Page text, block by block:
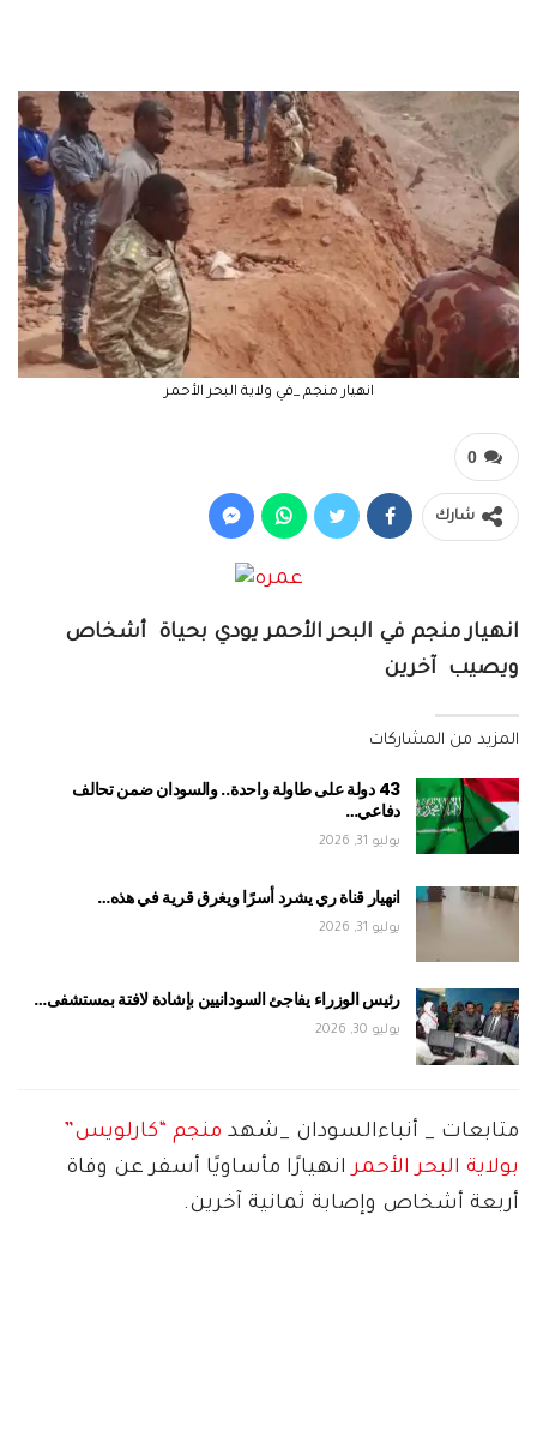
انهيار منجم _في ولاية البحر الأحمر
0
شارك
انهيار منجم في البحر الأحمر يودي بحياة أشخاص
ويصيب آخرين
المزيد من المشاركات
43 دولة على طاولة واحدة.. والسودان ضمن تحالف
دفاعي…
يوليو 31, 2026
انهيار قناة ري يشرد أسرًا ويغرق قرية في هذه…
يوليو 31, 2026
رئيس الوزراء يفاجئ السودانيين بإشادة لافتة بمستشفى…
يوليو 30, 2026
متابعات _ أنباءالسودان _شهد منجم “كارلويس”
بولاية البحر الأحمرانهيارًا مأساويًا أسفر عن وفاة
أربعة أشخاص وإصابة ثمانية آخرين.